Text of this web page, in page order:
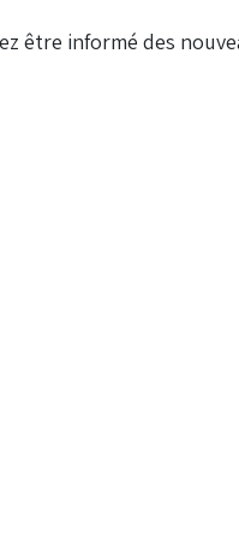
être informé des